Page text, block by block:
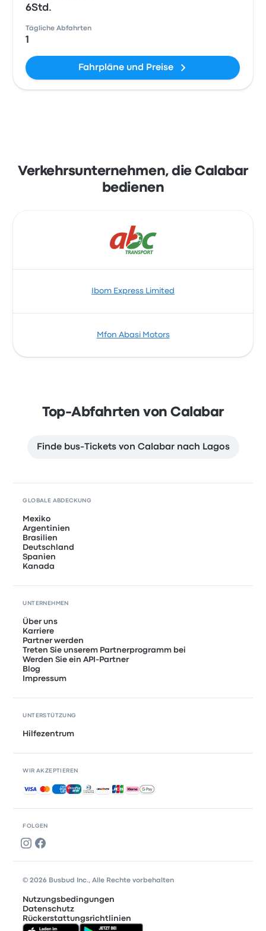
6Std.
Tägliche Abfahrten
1
Fahrpläne und Preise
Verkehrsunternehmen, die Calabar
bedienen
Ibom Express Limited
Mfon Abasi Motors
Top-Abfahrten von Calabar
Finde bus-Tickets von Calabar nach Lagos
FOLGEN
GLOBALE ABDECKUNG
Mexiko
Argentinien
Brasilien
Deutschland
Spanien
Kanada
UNTERNEHMEN
Über uns
Karriere
Partner werden
Treten Sie unserem Partnerprogramm bei
Werden Sie ein API-Partner
Blog
Impressum
UNTERSTÜTZUNG
Hilfezentrum
WIR AKZEPTIEREN
Akzeptierte Zahlungsmethoden
© 2026 Busbud Inc., Alle Rechte vorbehalten
Nutzungsbedingungen
Datenschutz
Rückerstattungsrichtlinien